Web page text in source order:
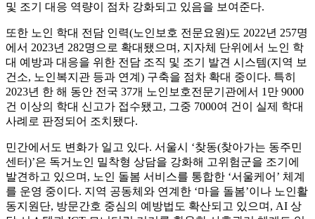
및 조기 대응 역량이 점차 강화되고 있음을 보여준다.
또한 노인 학대 전담 인력(노인보호 전문요원)도 2022년 257명
에서 2023년 282명으로 확대됐으며, 지자체 단위에서 노인 학
대 예방과 대응을 위한 전담 조직 및 조기 발견 시스템(지역 보
건소, 노인복지관 등과 연계) 구축을 점차 확대 중이다. 특히
2023년 한 해 동안 전국 37개 노인보호전문기관에서 1만 9000
건 이상의 학대 신고가 접수됐고, 그중 7000여 건이 실제 학대
사례로 판정되어 조치됐다.
민간에서도 변화가 일고 있다. 서울시 ‘찾동(찾아가는 동주민
센터)’은 독거노인 밀착형 상담을 강화해 고위험군을 조기에
발견하고 있으며, 노인 돌봄 서비스를 통합한 ‘서울케어’ 체계
를 운영 중이다. 지역 공동체와 연계한 ‘마을 돌봄’이나 노인활
동지원단, 방문간호 중심의 예방법도 확산되고 있으며, AI 상